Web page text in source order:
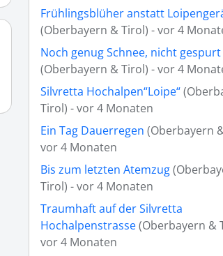
Frühlingsblüher anstatt
(Oberbayern & Tirol) - vor 4
Noch genug Schnee, nicht gespurt
(Oberbayern & Tirol) - vor 4
Silvretta Hochalpen“Loipe“
Tirol) - vor 4 Monaten
Ein Tag Dauerregen (Oberbayern
vor 4 Monaten
Bis zum letzten Atemzug
Tirol) - vor 4 Monaten
Traumhaft auf der Silvretta
Hochalpenstrasse(Oberbayern &
vor 4 Monaten